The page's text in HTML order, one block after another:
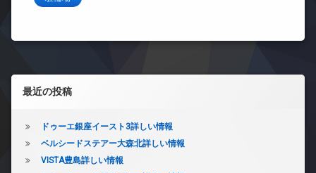
左サイドバー
最近の投稿
ドゥーエ銀座イースト3詳しい情報
ベルシードステアー大森北詳しい情報
VISTA豊島詳しい情報